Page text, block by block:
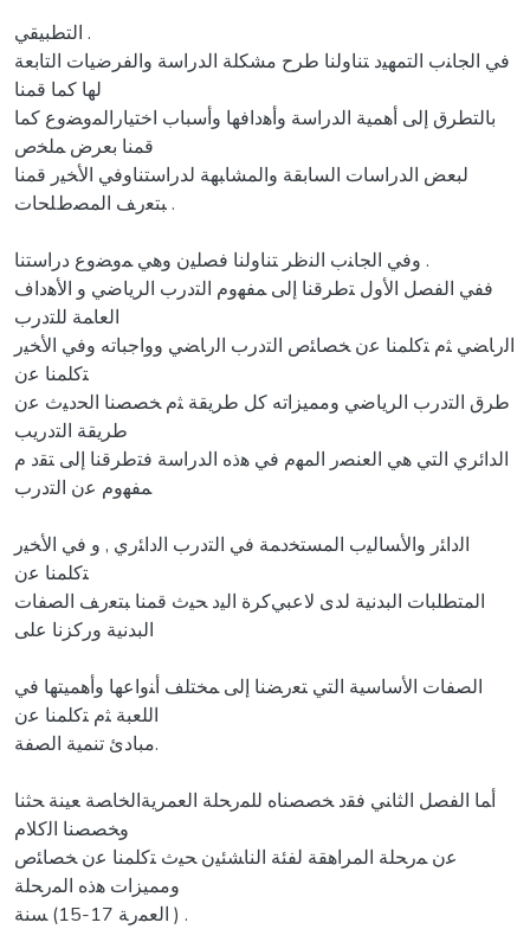
التطبيقي .
ﻓﻲ اﻟﺠﺎﻨب اﻟﺘﻤﻬﻴد ﺘﻨﺎوﻟﻨﺎ طرح مشكلة الدراسة والفرضيات التابعة
ﻟﻬﺎ كما ﻗﻤﻨﺎ
بالتطرق إﻟﻰ أهمية الدراسة وأﻫداﻓﻬﺎ وأسباب اختياراﻟﻤوﻀوع كما
ﻗﻤﻨﺎ بعرض ﻤﻠﺨص
لبعض الدراسات السابقة واﻟﻤﺸﺎﺒﻬﺔ لدراستناوﻓﻲ اﻷﺨﻴر ﻗﻤﻨﺎ
ﺒﺘﻌرﻒ اﻟﻤﺼطﻠﺤﺎت .
وﻓﻲ اﻟﺠﺎﻨب اﻟﻨظر ﺘﻨﺎوﻟﻨﺎ ﻓﺼﻠﻴن وﻫﻲ ﻤوﻀوع دراستنا .
ﻓﻔﻲ اﻟﻔﺼﻞ اﻷوﻝ ﺘطرﻗﻨﺎ إﻟﻰ ﻤﻔﻬوم اﻟﺘدرب الرياضي و اﻷﻫداف
اﻟﻌﺎﻤﺔ ﻟﻠﺘدرب
اﻟرﺎﻀﻲ ﺜم ﺘﻛﻠﻤﻨﺎ ﻋن ﺨﺼﺎﺌص اﻟﺘدرب اﻟرﺎﻀﻲ وواجباته وﻓﻲ اﻷﺨﻴر
ﺘﻛﻠﻤﻨﺎ ﻋن
طرق اﻟﺘدرب الرياضي ومميزاته كل طريقة ﺜم ﺨﺼﺼﻨﺎ اﻟﺤدﻴث ﻋن
طريقة اﻟﺘدريب
الدائري اﻟﺘﻲ ﻫﻲ اﻟﻌﻨﺼر اﻟﻤﻬم ﻓﻲ ﻫذﻩ الدراسة ﻓﺘطرﻗﻨﺎ إﻟﻰ ﺘﻘد م
ﻤﻔﻬوم ﻋن اﻟﺘدرب
اﻟداﺌر واﻷﺴﺎﻟﻴب اﻟﻤﺴﺘﺨدﻤﺔ ﻓﻲ اﻟﺘدرب اﻟداﺌري , و ﻓﻲ اﻷﺨﻴر
ﺘﻛﻠﻤﻨﺎ ﻋن
المتطلبات البدنية لدى ﻻﻋﺒﻲكرة اﻟﻴد ﺤﻴث ﻗﻤﻨﺎ ﺒﺘﻌرﻒ اﻟﺼﻔﺎت
البدنية وركزنا ﻋﻠﻰ
اﻟﺼﻔﺎت الأساسية اﻟﺘﻲ ﺘﻌرﻀﻨﺎ إﻟﻰ ﻤﺨﺘﻠﻒ أﻨواﻋﻬﺎ وأﻫﻤﻴﺘﻬﺎ ﻓﻲ
اللعبة ﺜم ﺘﻛﻠﻤﻨﺎ ﻋن
مبادئ تنمية الصفة.
أﻤﺎ اﻟﻔﺼﻞ اﻟﺜﺎﻨﻲ ﻓﻘد ﺨﺼﺼﻨﺎﻩ ﻟﻠﻤرﺤﻠﺔ العمريةاﻟﺨﺎﺼﺔ ﻌﻴﻨﺔ ﺤﺜﻨﺎ
وﺨﺼﺼﻨﺎ اﻟﻛﻼم
ﻋن ﻤرﺤﻠﺔ المراهقة ﻟﻔﺌﺔ اﻟﻨﺎﺸﺌﻴن ﺤﻴث ﺘﻛﻠﻤﻨﺎ ﻋن ﺨﺼﺎﺌص
ومميزات ﻫذﻩ اﻟﻤرﺤﻠﺔ
اﻟﻌﻤرﺔ 17-15) ﺴﻨﺔ ) .